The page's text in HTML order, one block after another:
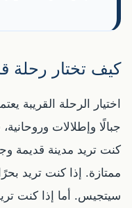
كيف تختار رحلة
اختيار الرحلة القريبة
جبالًا وإطلالات
كنت تريد مدينة قديمة
ممتازة. إذا كنت تريد
سيتجيس. أما إذا كنت